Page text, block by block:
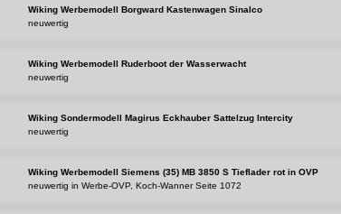
Wiking Werbemodell Borgward Kastenwagen Sinalco
neuwertig
Wiking Werbemodell Ruderboot der Wasserwacht
neuwertig
Wiking Sondermodell Magirus Eckhauber Sattelzug Intercity
neuwertig
Wiking Werbemodell Siemens (35) MB 3850 S Tieflader rot in OVP
neuwertig in Werbe-OVP, Koch-Wanner Seite 1072